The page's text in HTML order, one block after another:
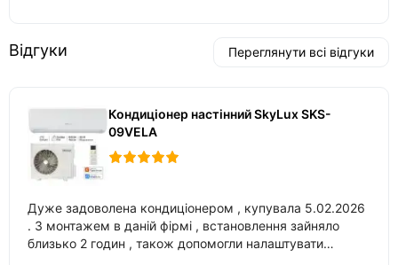
Відгуки Переглянути всі відгуки
Кондиціонер настінний SkyLux SKS-
09VELA
Дуже задоволена кондиціонером , купувала 5.02.2026
. З монтажем в даній фірмі , встановлення зайняло
близько 2 годин , також допомогли налаштувати